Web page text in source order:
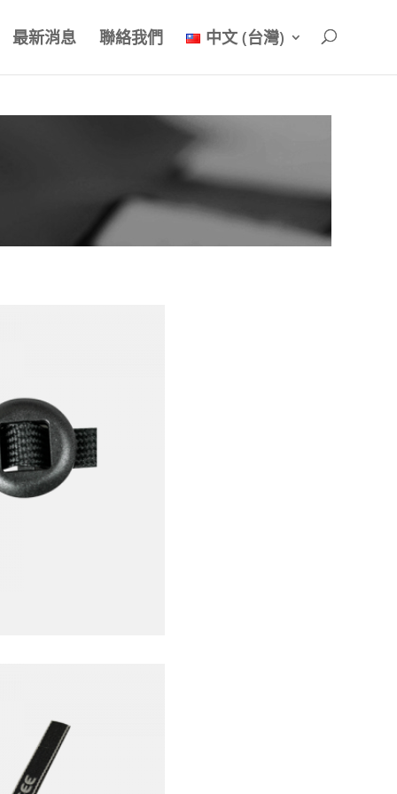
最新消息 聯絡我們 中文 (台灣)